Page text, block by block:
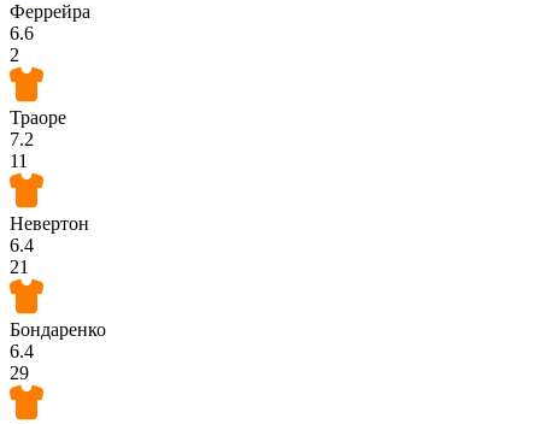
Феррейра
6.6
2
Траоре
7.2
11
Невертон
6.4
21
Бондаренко
6.4
29